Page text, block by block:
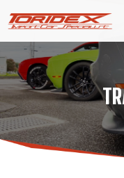
ブログ
ストックリスト
買取